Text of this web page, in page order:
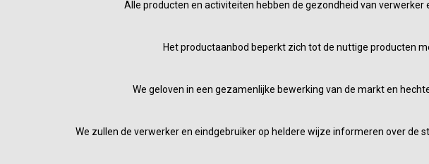
Alle producten en activiteiten hebben de gezondheid van
Het productaanbod beperkt zich tot de nuttige producten
We geloven in een gezamenlijke bewerking van de markt en
We zullen de verwerker en eindgebruiker op heldere wijze informeren over de